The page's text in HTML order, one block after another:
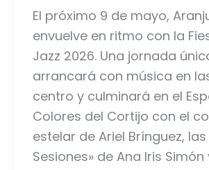
El próximo 9 de mayo,
envuelve en ritmo con la
Jazz 2026. Una jornada
arrancará con música en
centro y culminará en el
Colores del Cortijo con el
estelar de Ariel Brínguez, las
Sesiones» de Ana Iris Simón